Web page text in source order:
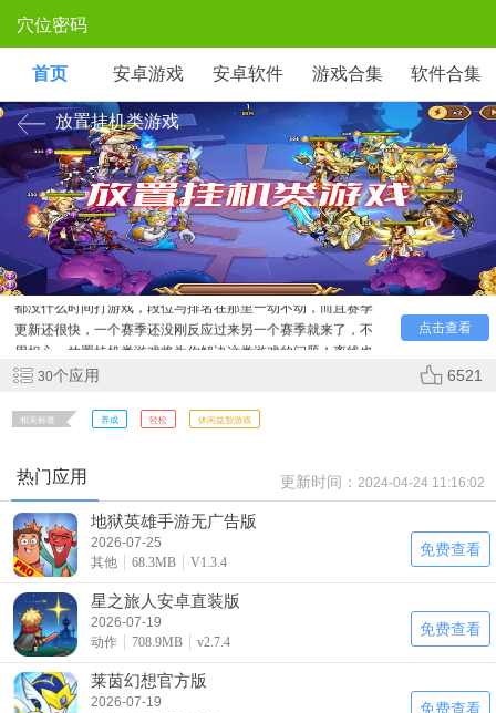
穴位密码
首页 安卓游戏 安卓软件 游戏合集 软件合集
放置挂机类游戏
点击查看
是不是有很多玩家现在打游戏心有力而力不足，一天太忙
更新还很快，一个赛季还没刚反应过来另一个赛季就来了，不
用担心，放置挂机类游戏将为你解决这类游戏的问题！离线也
能收到经验与资源，让你轻轻松掌握游戏！
30个应用 6521
相关标签 养成 轻松 休闲益智游戏
热门应用 更新时间： 2024-04-24 11:16:02
地狱英雄手游无广告版
2026-07-25
其他
68.3MB V1.3.4
免费查看
星之旅人安卓直装版
2026-07-19
动作
708.9MB v2.7.4
免费查看
莱茵幻想官方版
2026-07-19
免费查看